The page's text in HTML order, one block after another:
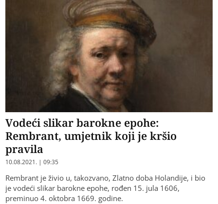
Vodeći slikar barokne epohe:
Rembrant, umjetnik koji je kršio
pravila
10.08.2021. | 09:35
Rembrant je živio u, takozvano, Zlatno doba Holandije, i bio
je vodeći slikar barokne epohe, rođen 15. jula 1606,
preminuo 4. oktobra 1669. godine.